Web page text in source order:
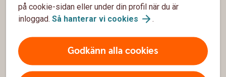
på cookie-sidan eller under din profil när du är
inloggad. Så hanterar vi cookies .
Godkänn alla cookies
Kontakta oss
Hitta bankkontor
Bli kund